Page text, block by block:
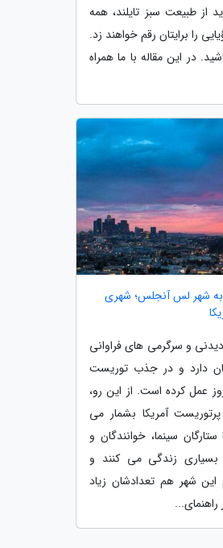
از طبیعت سبز تایلند، همه
را برایتان رقم خواهند زد.
در این مقاله با ما همراه
به شهر لس آنجلس؛ شهری
و سرگرمی های فراوانی
دارد و در جذب توریست
عمل کرده است. از این رو،
آمریکا بشمار می
ستارگان سینما، خوانندگان و
بسیاری زندگی می کنند و
این شهر هم تعدادشان زیاد